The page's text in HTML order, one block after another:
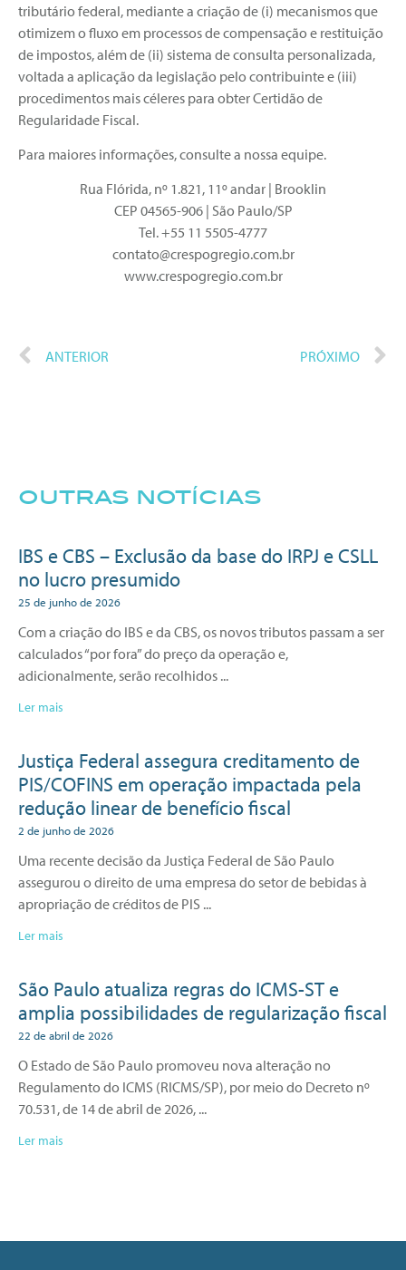
tributário federal, mediante a criação de (i) mecanismos que
otimizem o fluxo em processos de compensação e restituição
de impostos, além de (ii) sistema de consulta personalizada,
voltada a aplicação da legislação pelo contribuinte e (iii)
procedimentos mais céleres para obter Certidão de
Regularidade Fiscal.
Para maiores informações, consulte a nossa equipe.
Rua Flórida, nº 1.821, 11º andar | Brooklin
CEP 04565-906 | São Paulo/SP
Tel. +55 11 5505-4777
contato@crespogregio.com.br
www.crespogregio.com.br
ANTERIOR PRÓXIMO
outras notícias
IBS e CBS – Exclusão da base do IRPJ e CSLL
no lucro presumido
25 de junho de 2026
Com a criação do IBS e da CBS, os novos tributos passam a ser
calculados “por fora” do preço da operação e,
adicionalmente, serão recolhidos
Ler mais
Justiça Federal assegura creditamento de
PIS/COFINS em operação impactada pela
redução linear de benefício fiscal
2 de junho de 2026
Uma recente decisão da Justiça Federal de São Paulo
assegurou o direito de uma empresa do setor de bebidas à
apropriação de créditos de PIS
Ler mais
São Paulo atualiza regras do ICMS-ST e
amplia possibilidades de regularização fiscal
22 de abril de 2026
O Estado de São Paulo promoveu nova alteração no
Regulamento do ICMS (RICMS/SP), por meio do Decreto nº
70.531, de 14 de abril de 2026,
Ler mais